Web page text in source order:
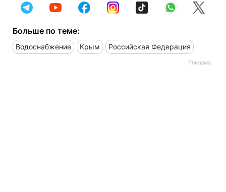
Больше по теме:
Водоснабжение Крым Российская Федерация